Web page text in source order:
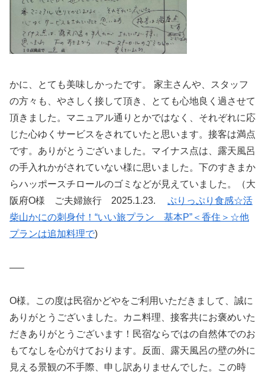
かに、とても美味しかったです。 家主さんや、スタッフ
の方々も、やさしく接して頂き、とても心地良く過させて
頂きました。マニュアル通りとかではなく、それぞれに応
じた心ゆくサービスをされていたと思います。接客は満点
です。ありがとうございました。マイナス点は、露天風呂
の手入れかがされていない様に思いました。下のすきまか
らハッポースチロールのゴミなどが見えていました。（大
阪府O様 ご夫婦旅行 2025.1.23. ぷりっぷり食感☆活
柴山かにの刺身付！“いい旅プラン 基本P”＜香住＞☆他
プランは追加料理で)
—–
O様。この度は民宿かどやをご利用いただきまして、誠に
ありがとうございました。カニ料理、接客共にお褒めいた
だきありがとうございます！民宿ならではの自然体でのお
もてなしを心がけております。反面、露天風呂の壁の外に
見える景観の不手際、申し訳ありませんでした。この時